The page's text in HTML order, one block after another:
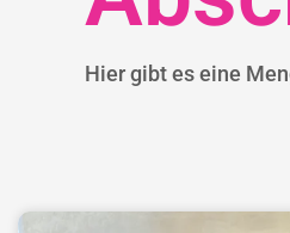
Hier gibt es eine